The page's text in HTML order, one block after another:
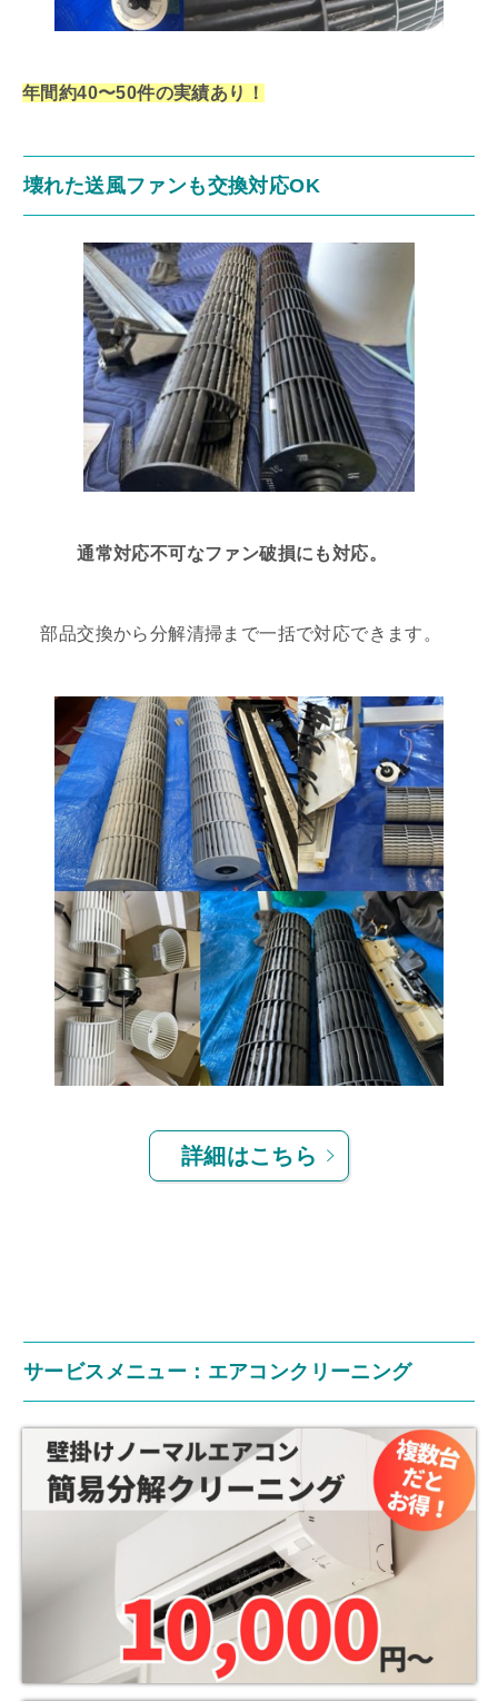
年間約40〜50件の実績あり！
壊れた送風ファンも交換対応OK
通常対応不可なファン破損にも対応。
部品交換から分解清掃まで一括で対応できます。
詳細はこちら
サービスメニュー：エアコンクリーニング